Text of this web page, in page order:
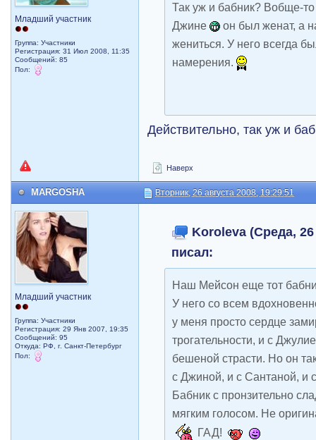
Младший участник
Группа: Участники
Регистрация: 31 Июл 2008, 11:35
Сообщений: 85
Пол:
Так уж и бабник? Вобще-
Джине
он был женат, а
жениться. У него всегда
намерения.
Действительно, так уж и
Наверх
MARGOSHA Вторник, 26 августа 2008, 19:29:51
Младший участник
Группа: Участники
Регистрация: 29 Янв 2007, 19:35
Сообщений: 95
Откуда: РФ, г. Санкт-Петербург
Пол:
Koroleva (Среда,
писал:
Наш Мейсон еще тот
У него со всем
у меня просто сердце
трогательности, и с
бешеной страсти. Но он
с Джиной, и с Сантаной, и
Бабник с пронзительно
мягким голосом. Не
ГАД!